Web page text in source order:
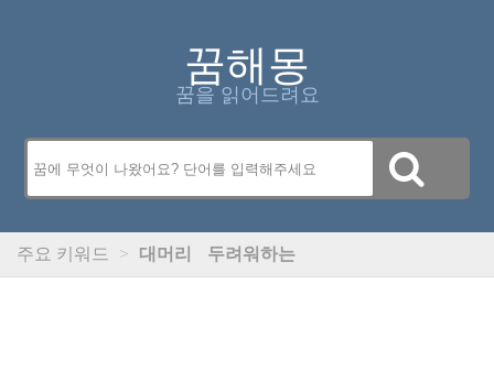
꿈해몽
꿈을 읽어드려요
주요 키워드 > 대머리 두려워하는